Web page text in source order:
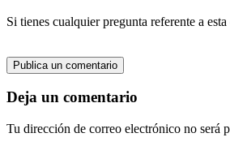
Si tienes cualquier pregunta referente a
Publica un comentario
Deja un comentario
Tu dirección de correo electrónico no será